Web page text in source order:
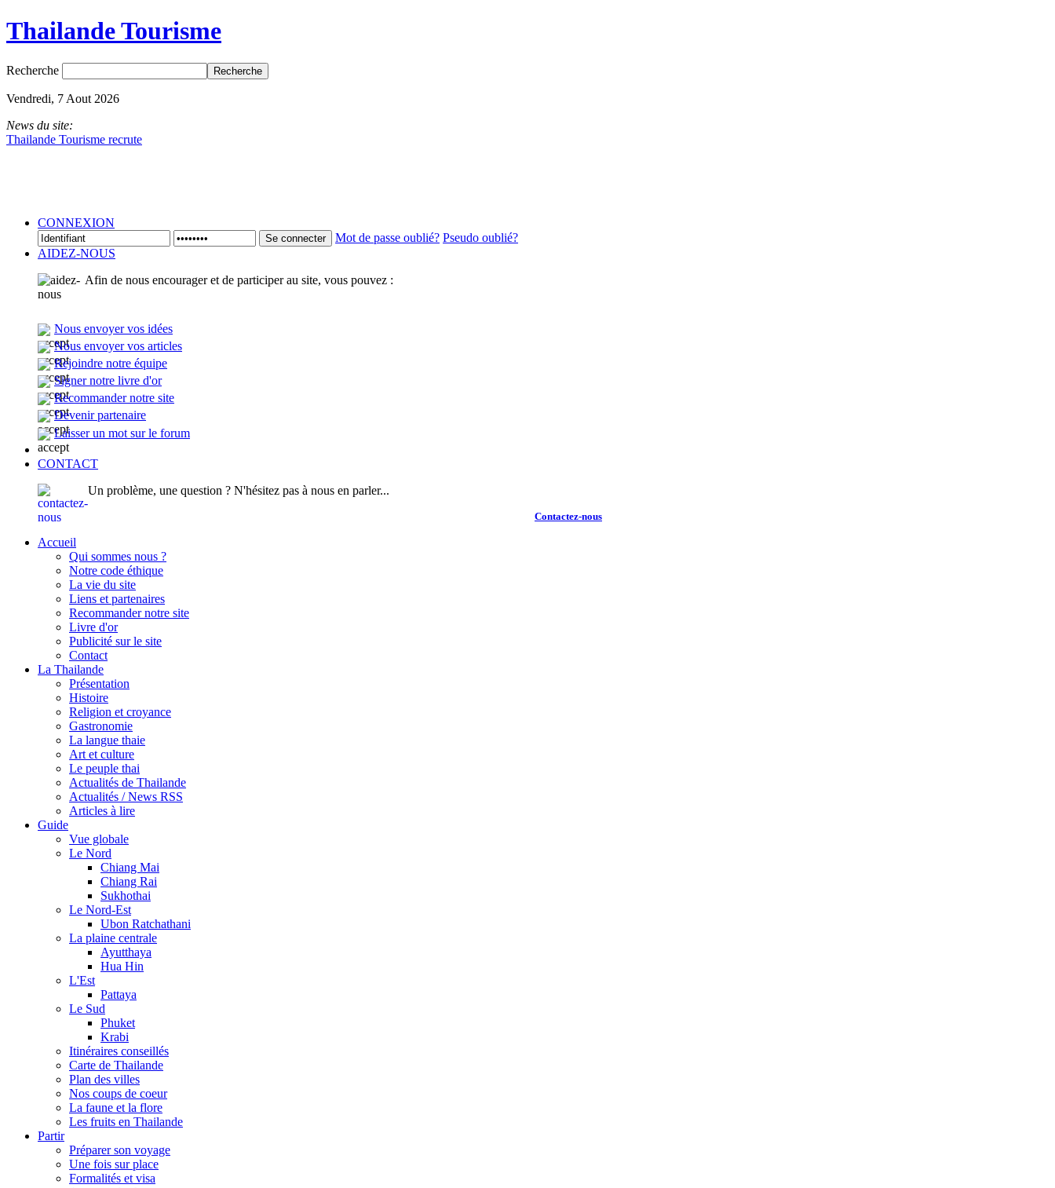
Thailande Tourisme
Recherche
Vendredi, 7 Aout 2026
News du site:
Thailande Tourisme recrute
CONNEXION
Se connecter Mot de passe oublié? Pseudo oublié?
AIDEZ-NOUS
Afin de nous encourager et de participer au site, vous pouvez :
Nous envoyer vos idées
Nous envoyer vos articles
Rejoindre notre équipe
Signer notre livre d'or
Recommander notre site
Devenir partenaire
Laisser un mot sur le forum
CONTACT
Un problème, une question ? N'hésitez pas à nous en parler...
Contactez-nous
Accueil
Qui sommes nous ?
Notre code éthique
La vie du site
Liens et partenaires
Recommander notre site
Livre d'or
Publicité sur le site
Contact
La Thailande
Présentation
Histoire
Religion et croyance
Gastronomie
La langue thaie
Art et culture
Le peuple thai
Actualités de Thailande
Actualités / News RSS
Articles à lire
Guide
Vue globale
Le Nord
Chiang Mai
Chiang Rai
Sukhothai
Le Nord-Est
Ubon Ratchathani
La plaine centrale
Ayutthaya
Hua Hin
L'Est
Pattaya
Le Sud
Phuket
Krabi
Itinéraires conseillés
Carte de Thailande
Plan des villes
Nos coups de coeur
La faune et la flore
Les fruits en Thailande
Partir
Préparer son voyage
Une fois sur place
Formalités et visa